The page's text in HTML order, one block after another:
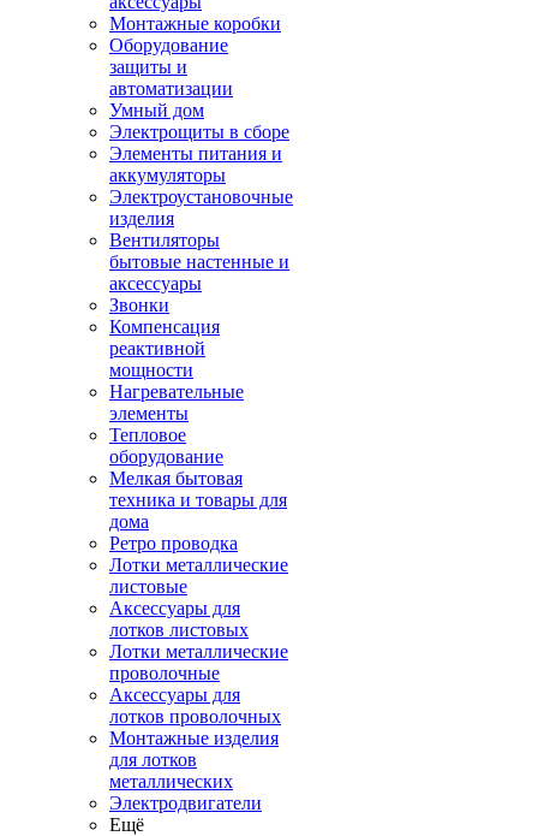
Монтажные коробки
Оборудование
защиты и
автоматизации
Умный дом
Электрощиты в сборе
Элементы питания и
аккумуляторы
Электроустановочные
изделия
Вентиляторы
бытовые настенные и
аксессуары
Звонки
Компенсация
реактивной
мощности
Нагревательные
элементы
Тепловое
оборудование
Мелкая бытовая
техника и товары для
дома
Ретро проводка
Лотки металлические
листовые
Аксессуары для
лотков листовых
Лотки металлические
проволочные
Аксессуары для
лотков проволочных
Монтажные изделия
для лотков
металлических
Электродвигатели
Ещё